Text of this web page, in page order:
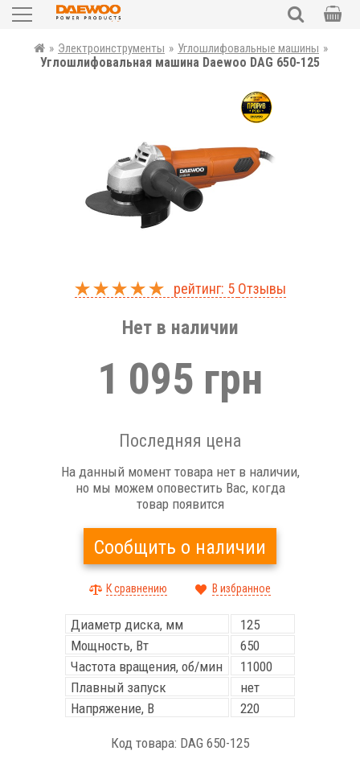
ПОИСК
Садовая техника
Автотовары
Запчасти
Уценка
» Электроинструменты » Углошлифовальные машины »
Углошлифовальная машина Daewoo DAG 650-125
рейтинг: 5 Отзывы
1 095 грн
Последняя цена
На данный момент товара нет в наличии,
но мы можем оповестить Вас, когда
товар появится
Сообщить о наличии
К сравнению В избранное
Диаметр диска, мм
125
Мощность, Вт
650
Частота вращения, об/мин
11000
Плавный запуск
нет
Напряжение, В
220
Код товара: DAG 650-125